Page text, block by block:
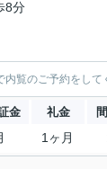
8分
覧のご予約をして
金 礼金
1ヶ月